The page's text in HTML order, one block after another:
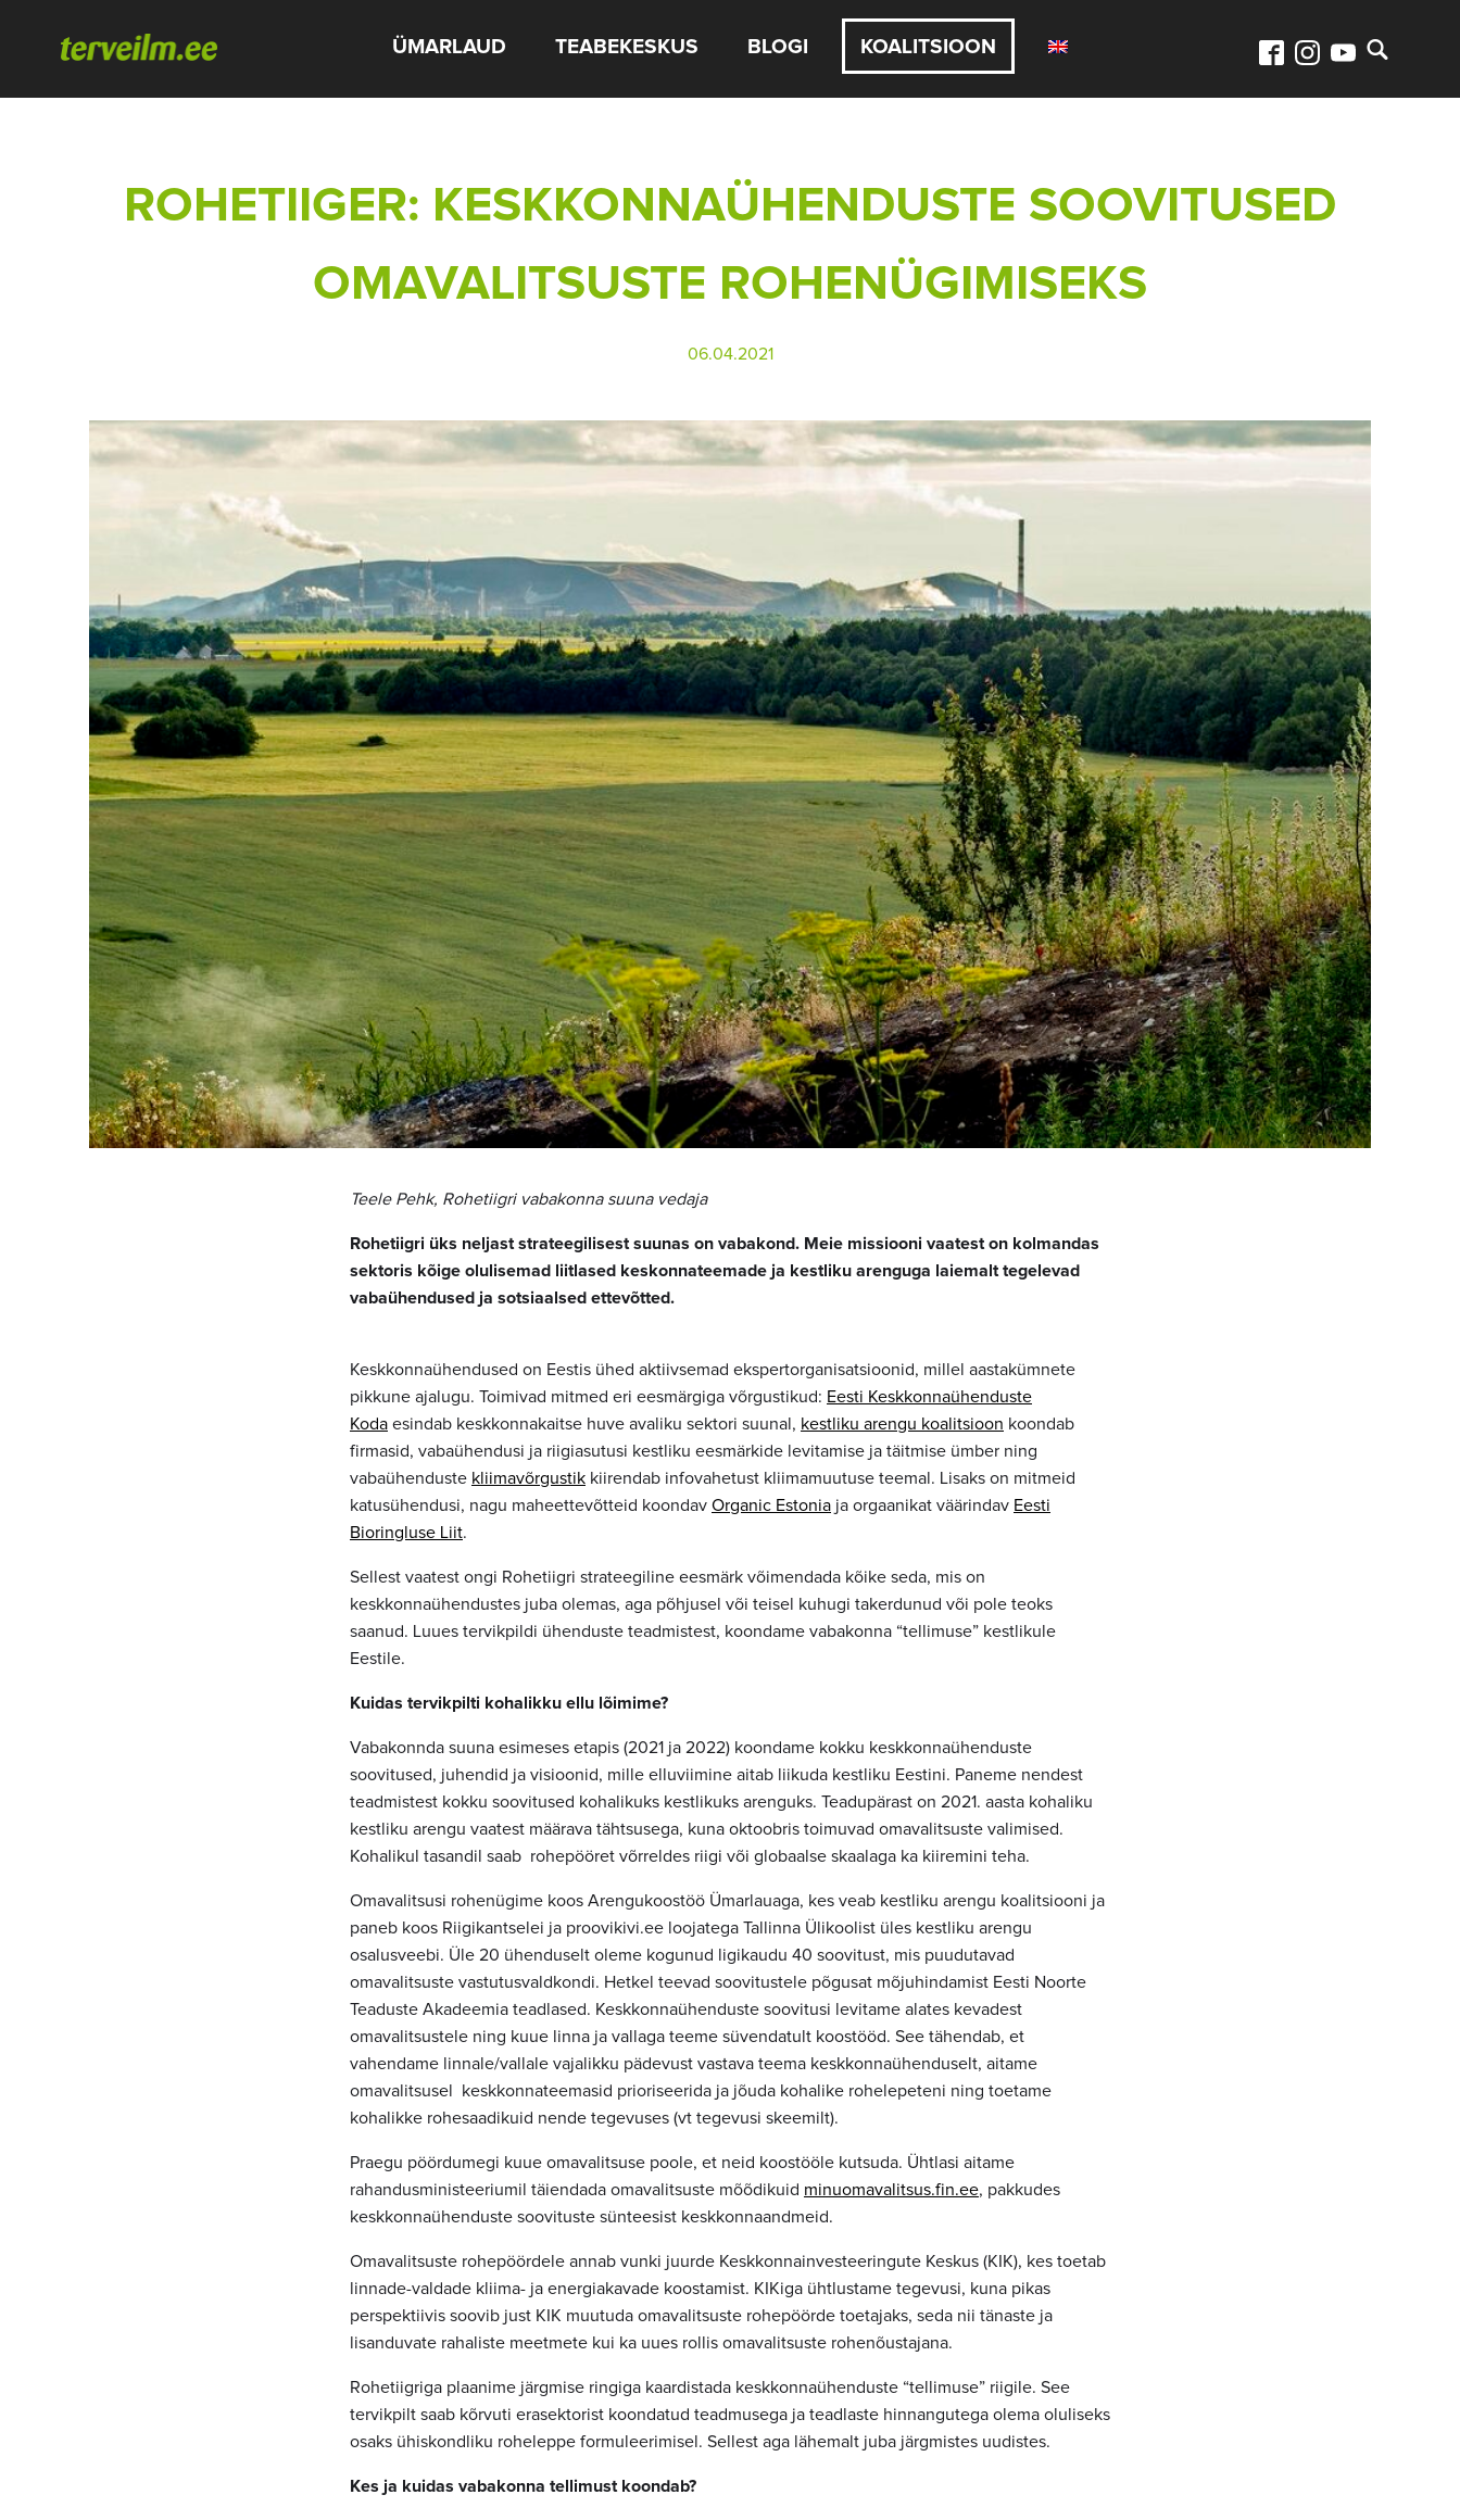
ÜMARLAUD TEABEKESKUS BLOGI KOALITSIOON
ROHETIIGER: KESKKONNAÜHENDUSTE SOOVITUSED
OMAVALITSUSTE ROHENÜGIMISEKS
06.04.2021
Teele Pehk, Rohetiigri vabakonna suuna vedaja
Rohetiigri üks neljast strateegilisest suunas on vabakond. Meie missiooni vaatest on kolmandas
sektoris kõige olulisemad liitlased keskonnateemade ja kestliku arenguga laiemalt tegelevad
vabaühendused ja sotsiaalsed ettevõtted.
Keskkonnaühendused on Eestis ühed aktiivsemad ekspertorganisatsioonid, millel aastakümnete
pikkune ajalugu. Toimivad mitmed eri eesmärgiga võrgustikud: Eesti Keskkonnaühenduste
Koda esindab keskkonnakaitse huve avaliku sektori suunal, kestliku arengu koalitsioon koondab
firmasid, vabaühendusi ja riigiasutusi kestliku eesmärkide levitamise ja täitmise ümber ning
vabaühenduste kliimavõrgustik kiirendab infovahetust kliimamuutuse teemal. Lisaks on mitmeid
katusühendusi, nagu maheettevõtteid koondav Organic Estonia ja orgaanikat väärindav Eesti
Bioringluse Liit.
Sellest vaatest ongi Rohetiigri strateegiline eesmärk võimendada kõike seda, mis on
keskkonnaühendustes juba olemas, aga põhjusel või teisel kuhugi takerdunud või pole teoks
saanud. Luues tervikpildi ühenduste teadmistest, koondame vabakonna “tellimuse” kestlikule
Eestile.
Kuidas tervikpilti kohalikku ellu lõimime?
Vabakonnda suuna esimeses etapis (2021 ja 2022) koondame kokku keskkonnaühenduste
soovitused, juhendid ja visioonid, mille elluviimine aitab liikuda kestliku Eestini. Paneme nendest
teadmistest kokku soovitused kohalikuks kestlikuks arenguks. Teadupärast on 2021. aasta kohaliku
kestliku arengu vaatest määrava tähtsusega, kuna oktoobris toimuvad omavalitsuste valimised.
Kohalikul tasandil saab rohepööret võrreldes riigi või globaalse skaalaga ka kiiremini teha.
Omavalitsusi rohenügime koos Arengukoostöö Ümarlauaga, kes veab kestliku arengu koalitsiooni ja
paneb koos Riigikantselei ja proovikivi.ee loojatega Tallinna Ülikoolist üles kestliku arengu
osalusveebi. Üle 20 ühenduselt oleme kogunud ligikaudu 40 soovitust, mis puudutavad
omavalitsuste vastutusvaldkondi. Hetkel teevad soovitustele põgusat mõjuhindamist Eesti Noorte
Teaduste Akadeemia teadlased. Keskkonnaühenduste soovitusi levitame alates kevadest
omavalitsustele ning kuue linna ja vallaga teeme süvendatult koostööd. See tähendab, et
vahendame linnale/vallale vajalikku pädevust vastava teema keskkonnaühenduselt, aitame
omavalitsusel keskkonnateemasid prioriseerida ja jõuda kohalike rohelepeteni ning toetame
kohalikke rohesaadikuid nende tegevuses (vt tegevusi skeemilt).
Praegu pöördumegi kuue omavalitsuse poole, et neid koostööle kutsuda. Ühtlasi aitame
rahandusministeeriumil täiendada omavalitsuste mõõdikuid minuomavalitsus.fin.ee, pakkudes
keskkonnaühenduste soovituste sünteesist keskkonnaandmeid.
Omavalitsuste rohepöördele annab vunki juurde Keskkonnainvesteeringute Keskus (KIK), kes toetab
linnade-valdade kliima- ja energiakavade koostamist. KIKiga ühtlustame tegevusi, kuna pikas
perspektiivis soovib just KIK muutuda omavalitsuste rohepöörde toetajaks, seda nii tänaste ja
lisanduvate rahaliste meetmete kui ka uues rollis omavalitsuste rohenõustajana.
Rohetiigriga plaanime järgmise ringiga kaardistada keskkonnaühenduste “tellimuse” riigile. See
tervikpilt saab kõrvuti erasektorist koondatud teadmusega ja teadlaste hinnangutega olema oluliseks
osaks ühiskondliku roheleppe formuleerimisel. Sellest aga lähemalt juba järgmistes uudistes.
Kes ja kuidas vabakonna tellimust koondab?